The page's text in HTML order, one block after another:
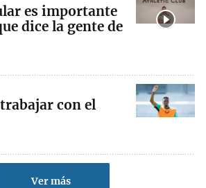
es importante
dice la gente de
con el
Ver más